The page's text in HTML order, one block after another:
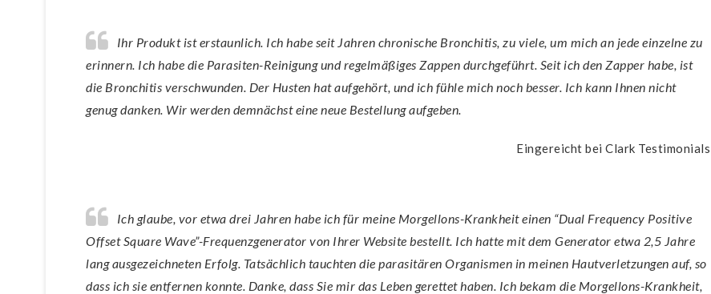
Ihr Produkt ist erstaunlich. Ich habe seit Jahren chronische Bronchitis, zu viele, um mich an jede einzelne zu
erinnern. Ich habe die Parasiten-Reinigung und regelmäßiges Zappen durchgeführt. Seit ich den Zapper habe, ist
die Bronchitis verschwunden. Der Husten hat aufgehört, und ich fühle mich noch besser. Ich kann Ihnen nicht
genug danken. Wir werden demnächst eine neue Bestellung aufgeben.
Eingereicht bei Clark Testimonials
Ich glaube, vor etwa drei Jahren habe ich für meine Morgellons-Krankheit einen “Dual Frequency Positive
Offset Square Wave”-Frequenzgenerator von Ihrer Website bestellt. Ich hatte mit dem Generator etwa 2,5 Jahre
lang ausgezeichneten Erfolg. Tatsächlich tauchten die parasitären Organismen in meinen Hautverletzungen auf, so
dass ich sie entfernen konnte. Danke, dass Sie mir das Leben gerettet haben. Ich bekam die Morgellons-Krankheit,